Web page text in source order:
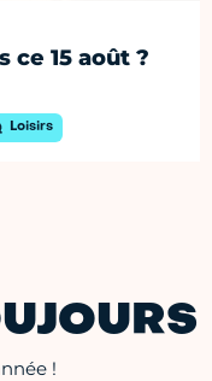
ce 15 août ?
Loisirs
!